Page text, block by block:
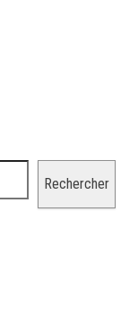
Rechercher